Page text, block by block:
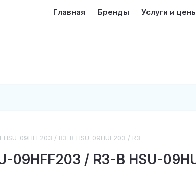
Главная Бренды Услуги и
09HFF203 / R3-B HSU-09HUF203 / R3
09HFF203 / R3-B HSU-